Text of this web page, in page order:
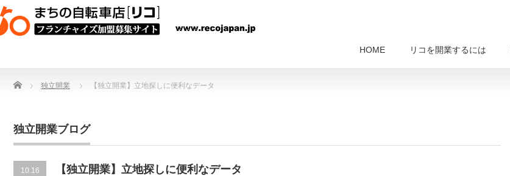
HOME リコを開業するには
Home 独立開業 【独立開業】立地探しに便利なデータ
独立開業ブログ
10.16
【独立開業】立地探しに便利なデータ